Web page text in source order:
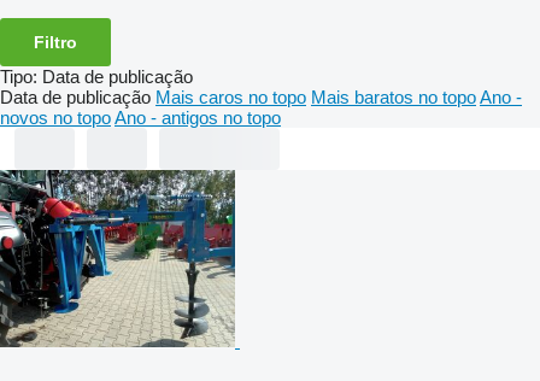
Filtro
Tipo: Data de publicação
Data de publicação Mais caros no topo Mais baratos no topoAno -
novos no topoAno - antigos no topo